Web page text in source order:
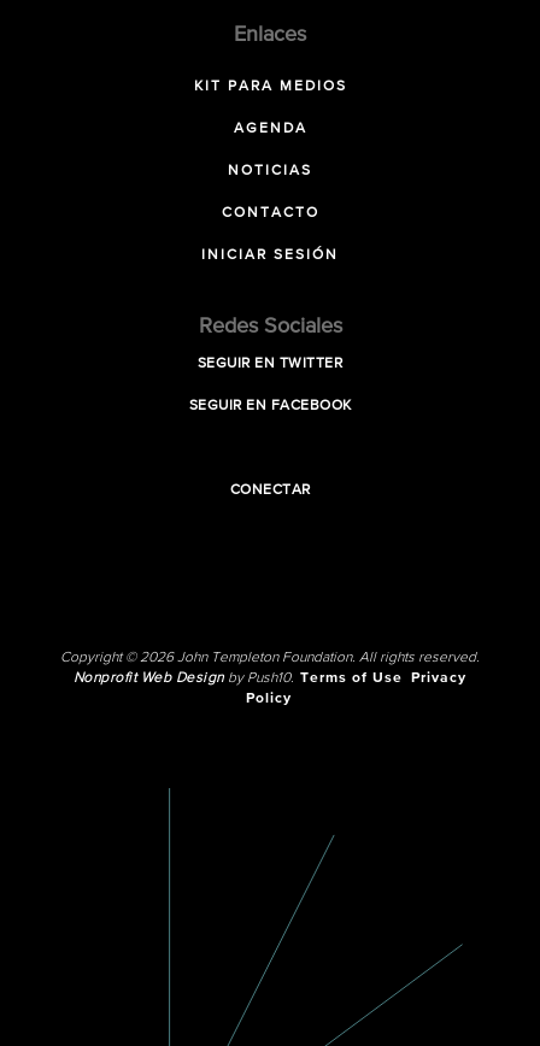
Enlaces
KIT PARA MEDIOS
AGENDA
NOTICIAS
CONTACTO
INICIAR SESIÓN
Redes Sociales
SEGUIR EN TWITTER
SEGUIR EN FACEBOOK
CONECTAR
Copyright © 2026 John Templeton Foundation. All rights reserved.
Nonprofit Web Designby Push10. Terms of Use
Privacy
Policy